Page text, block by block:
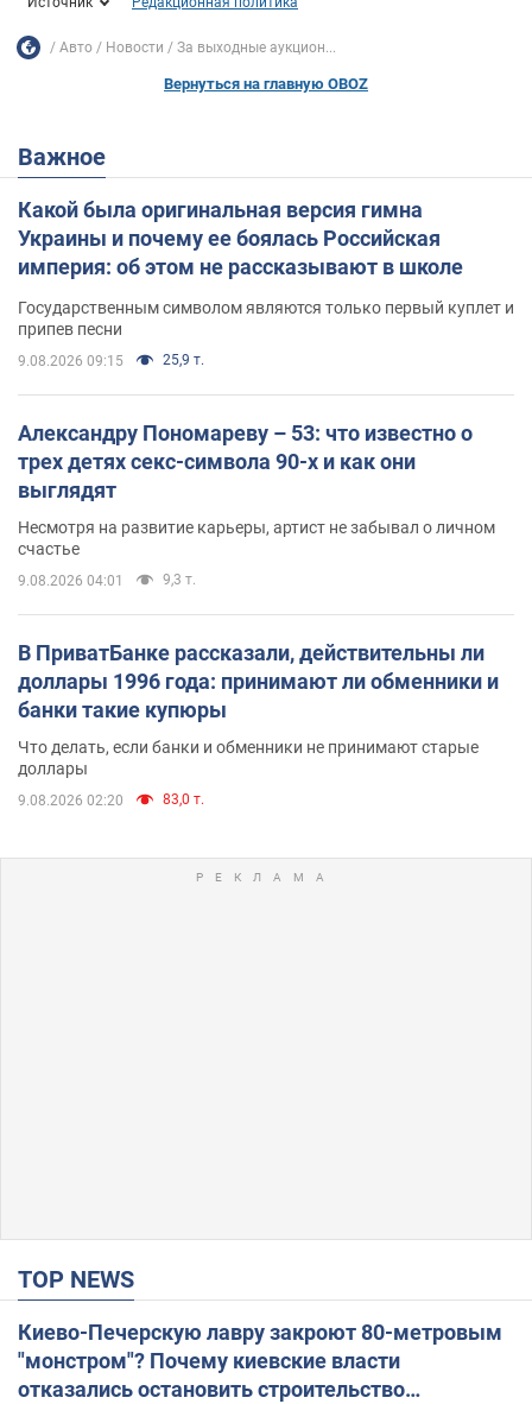
Авто Новости За выходные аукцион...
Вернуться на главную OBOZ
Важное
Какой была оригинальная версия гимна
Украины и почему ее боялась Российская
империя: об этом не рассказывают в школе
Государственным символом являются только первый куплет и
припев песни
9.08.2026 09:15 25,9 т.
Александру Пономареву – 53: что известно о
трех детях секс-символа 90-х и как они
выглядят
Несмотря на развитие карьеры, артист не забывал о личном
счастье
9.08.2026 04:01 9,3 т.
В ПриватБанке рассказали, действительны ли
доллары 1996 года: принимают ли обменники и
банки такие купюры
Что делать, если банки и обменники не принимают старые
доллары
9.08.2026 02:20 83,0 т.
TOP NEWS
Киево-Печерскую лавру закроют 80-метровым
"монстром"? Почему киевские власти
отказались остановить строительство